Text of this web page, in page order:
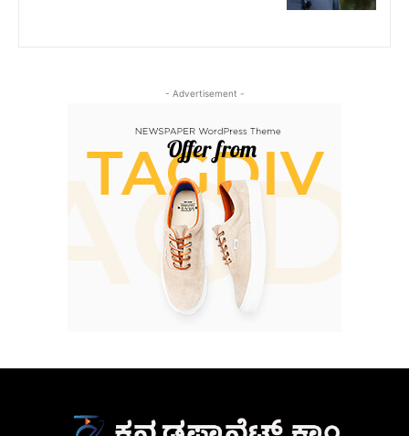
- Advertisement -